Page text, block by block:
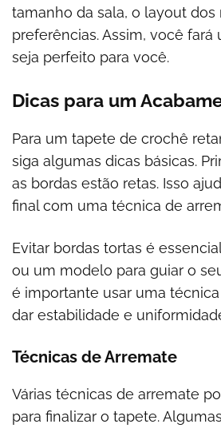
tamanho da sala, o layout dos
preferências. Assim, você
seja perfeito para você.
Dicas para um
Para um tapete de crochê
siga algumas dicas básicas.
as bordas estão retas. Isso
final com uma técnica de
Evitar bordas tortas é
ou um modelo para guiar o
é importante usar uma
dar estabilidade e
Técnicas de Arremate
Várias técnicas de arremate
para finalizar o tapete.